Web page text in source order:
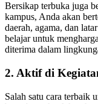
Bersikap terbuka juga
kampus, Anda akan
daerah, agama, dan
belajar untuk
diterima dalam
2. Aktif di
Salah satu cara terbaik